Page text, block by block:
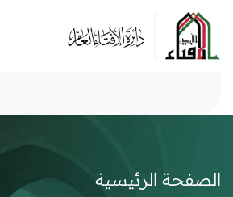
الصفحة الرئيسية